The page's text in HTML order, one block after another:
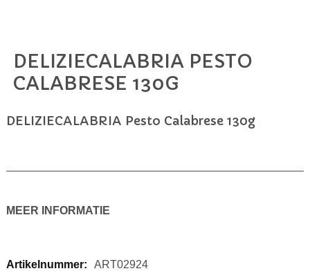
Ga
het
van
DELIZIECALABRIA PESTO
CALABRESE 130G
DELIZIECALABRIA Pesto Calabrese 130g
MEER INFORMATIE
Meer
ART02924